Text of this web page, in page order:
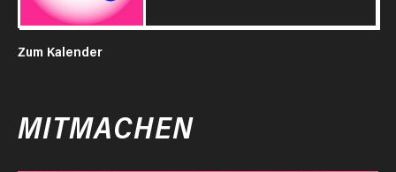
Zum Kalender
MITMACHEN